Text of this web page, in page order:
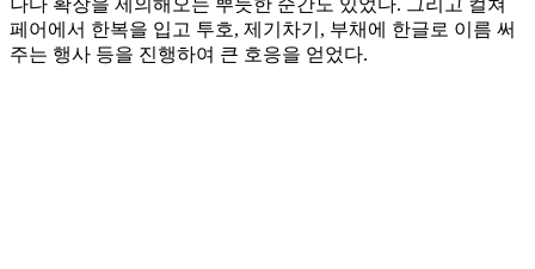
나다 확장을 제의해오는 뿌듯한 순간도 있었다. 그리고 컬쳐
페어에서 한복을 입고 투호, 제기차기, 부채에 한글로 이름 써
주는 행사 등을 진행하여 큰 호응을 얻었다.